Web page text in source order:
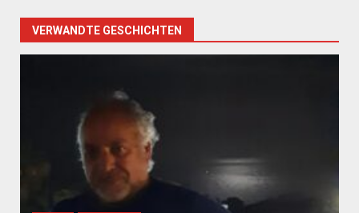
VERWANDTE GESCHICHTEN